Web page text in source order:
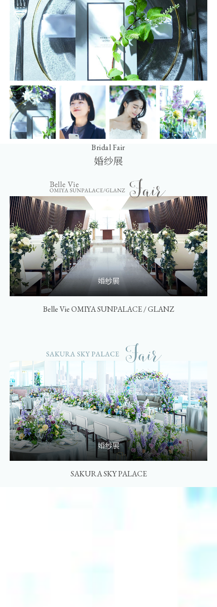
Bridal Fair
婚纱展
婚纱展
Belle Vie OMIYA SUNPALACE / GLANZ
婚纱展
SAKURA SKY PALACE